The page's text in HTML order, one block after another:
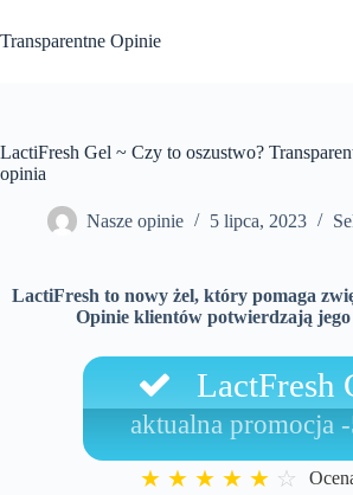
do
treści
Transparentne Opinie
LactiFresh Gel ~ Czy to oszustwo?
opinia
Nasze opinie 5 lipca, 2023
LactiFresh to nowy żel, który pomaga
Opinie klientów potwierdzają jego
LactFresh
aktualna promocja
★ ★ ★ ★ ★ ☆